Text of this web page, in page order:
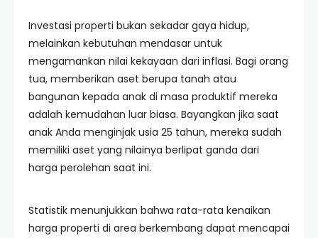
Investasi properti bukan sekadar gaya hidup,
melainkan kebutuhan mendasar untuk
mengamankan nilai kekayaan dari inflasi. Bagi orang
tua, memberikan aset berupa tanah atau
bangunan kepada anak di masa produktif mereka
adalah kemudahan luar biasa. Bayangkan jika saat
anak Anda menginjak usia 25 tahun, mereka sudah
memiliki aset yang nilainya berlipat ganda dari
harga perolehan saat ini.
Statistik menunjukkan bahwa rata-rata kenaikan
harga properti di area berkembang dapat mencapai